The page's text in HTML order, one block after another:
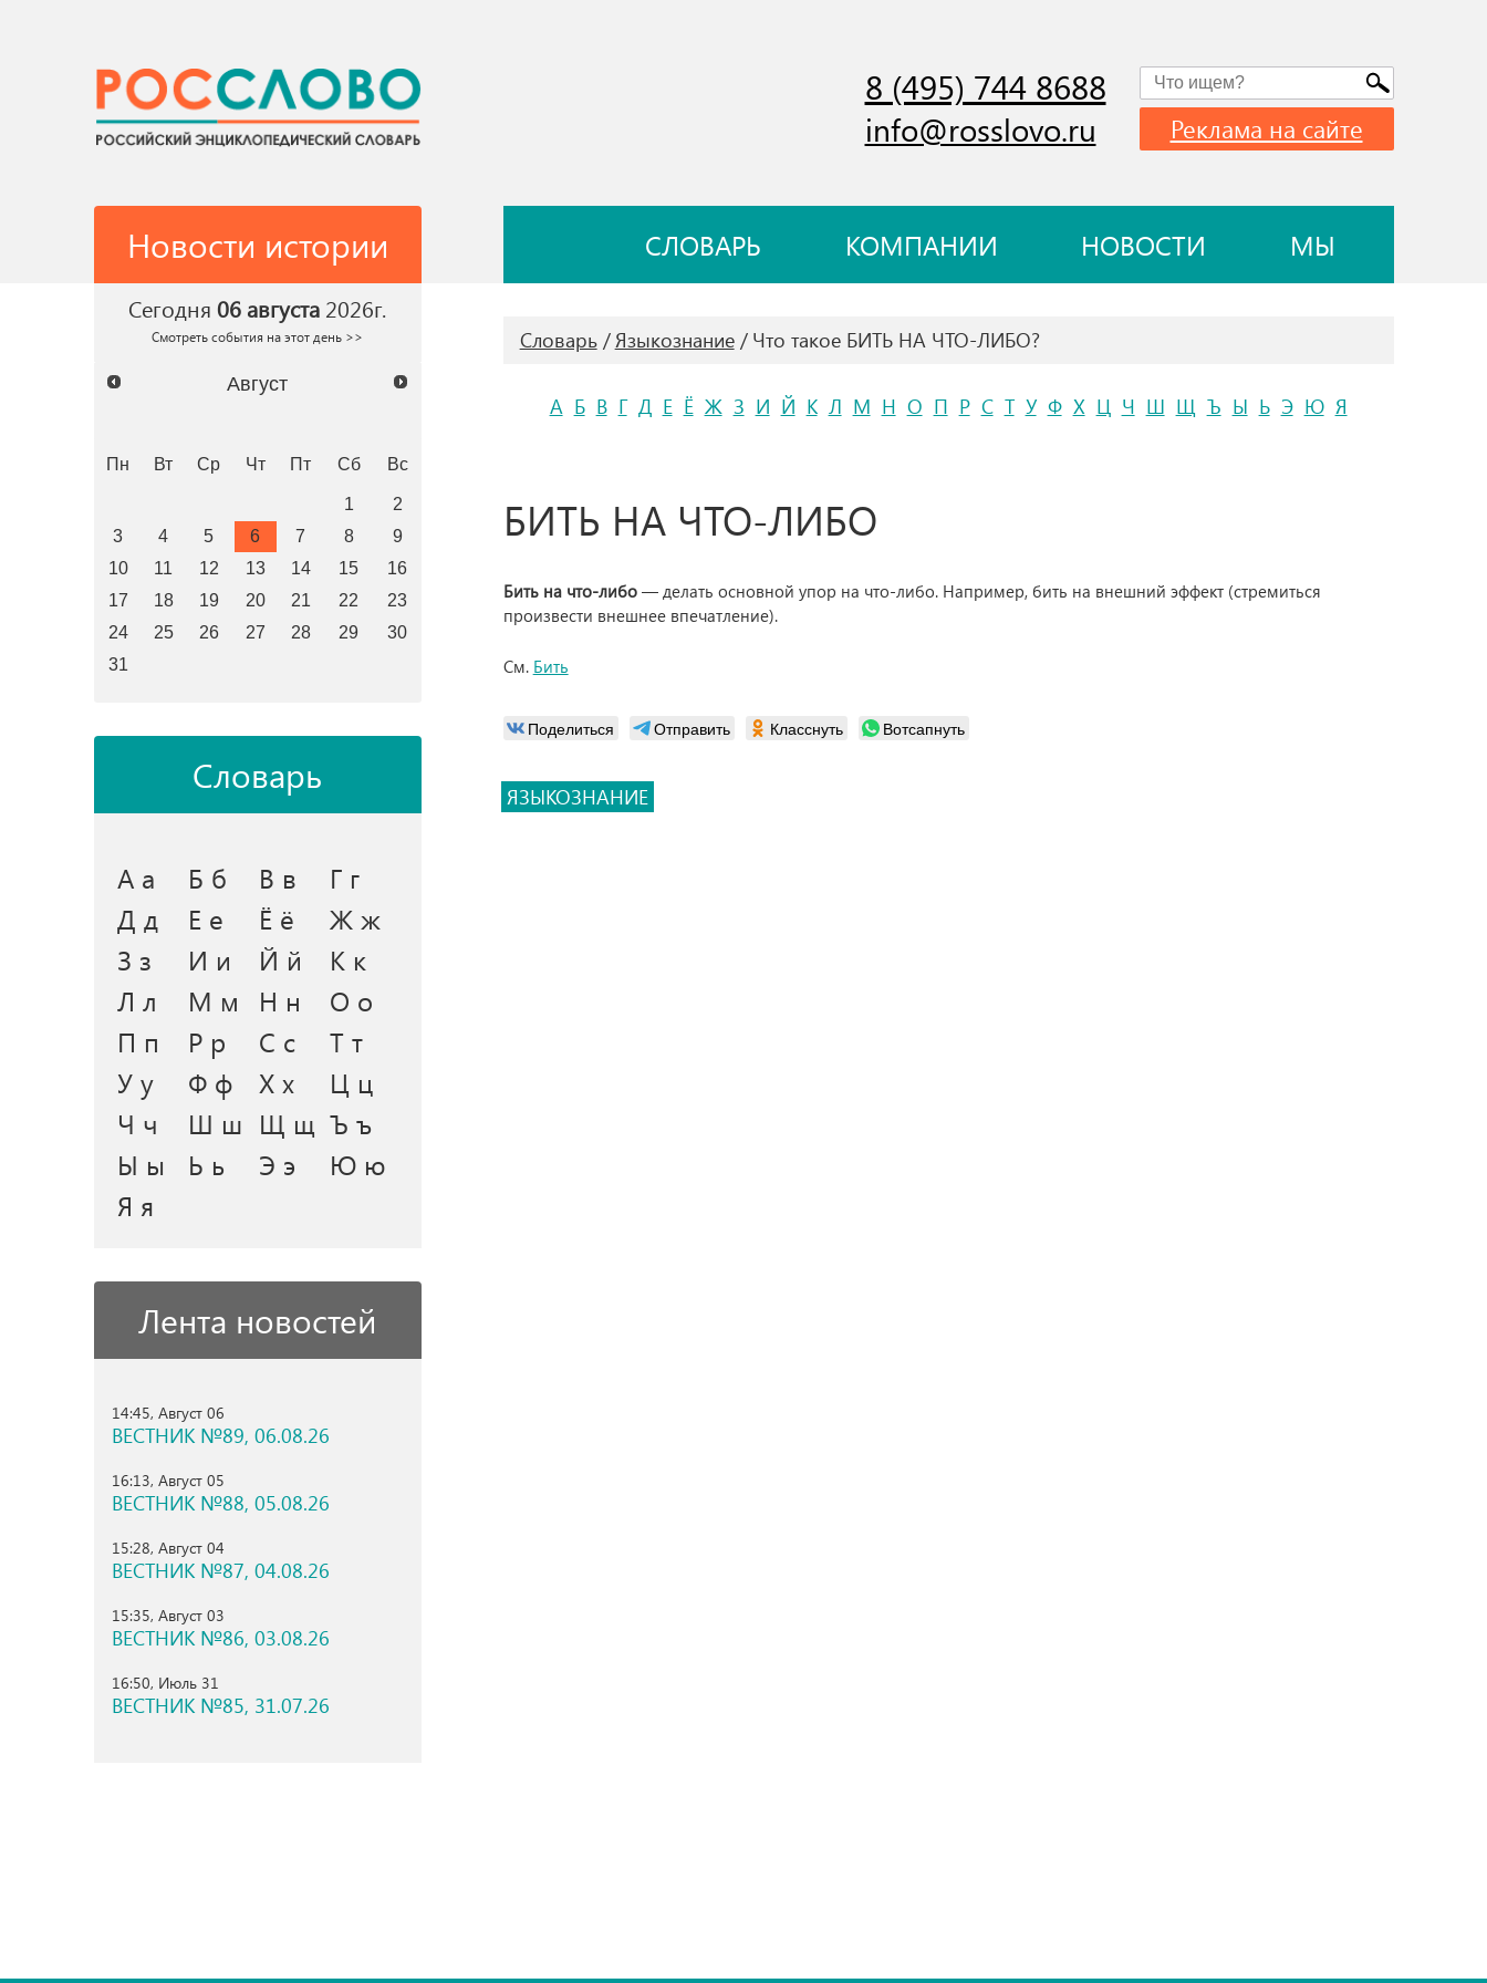
8 (495) 744 8688
info@rosslovo.ru Реклама на сайте
Новости истории СЛОВАРЬ КОМПАНИИ НОВОСТИ МЫ
Сегодня 06 августа 2026г.
Смотреть события на этот день >>
Август
Пн Вт Ср Чт Пт Сб Вс
1
2
3
4 5 6 7 8
9
10
11 12 13 14 15
16
17
18 19 20 21 22
23
24
25 26 27 28 29
30
31
Словарь
А а Б б В в
Г г
Д д
Е е Ё ё
Ж ж
З з
И и Й й
К к
Л л
М м Н н
О о
П п
Р р С с
Т т
У у
Ф ф Х х
Ц ц
Ч ч
Ш ш Щ щ Ъ ъ
Ы ы
Ь ь Э э
Ю ю
Я я
Лента новостей
14:45, Август 06
ВЕСТНИК №89, 06.08.26
16:13, Август 05
ВЕСТНИК №88, 05.08.26
15:28, Август 04
ВЕСТНИК №87, 04.08.26
15:35, Август 03
ВЕСТНИК №86, 03.08.26
16:50, Июль 31
ВЕСТНИК №85, 31.07.26
Словарь Языкознание Что такое БИТЬ НА ЧТО-ЛИБО?
А Б В Г Д Е Ё Ж З И Й К Л М Н О П Р С Т У Ф Х Ц Ч Ш Щ Ъ Ы Ь Э Ю Я
БИТЬ НА ЧТО-ЛИБО
Бить на что-либо— делать основной упор на что-либо. Например, бить на внешний эффект (стремиться
произвести внешнее впечатление).
См. Бить
Поделиться Отправить Класснуть Вотсапнуть
ЯЗЫКОЗНАНИЕ